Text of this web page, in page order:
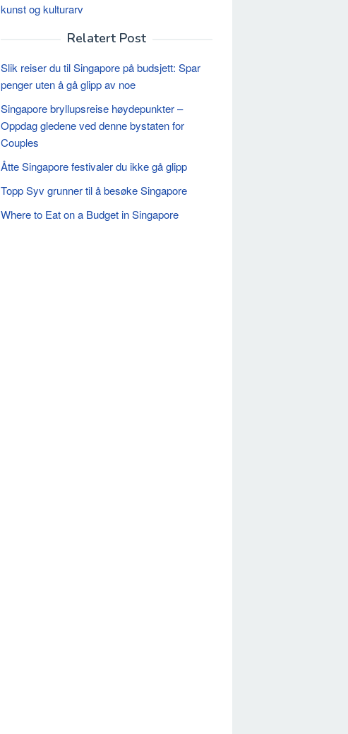
kunst og kulturarv
Relatert Post
Slik reiser du til Singapore på budsjett: Spar
penger uten å gå glipp av noe
Singapore bryllupsreise høydepunkter –
Oppdag gledene ved denne bystaten for
Couples
Åtte Singapore festivaler du ikke gå glipp
Topp Syv grunner til å besøke Singapore
Where to Eat on a Budget in Singapore